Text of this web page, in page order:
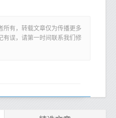
所有，转载文章仅为传播更多
有误，请第一时间联系我们修